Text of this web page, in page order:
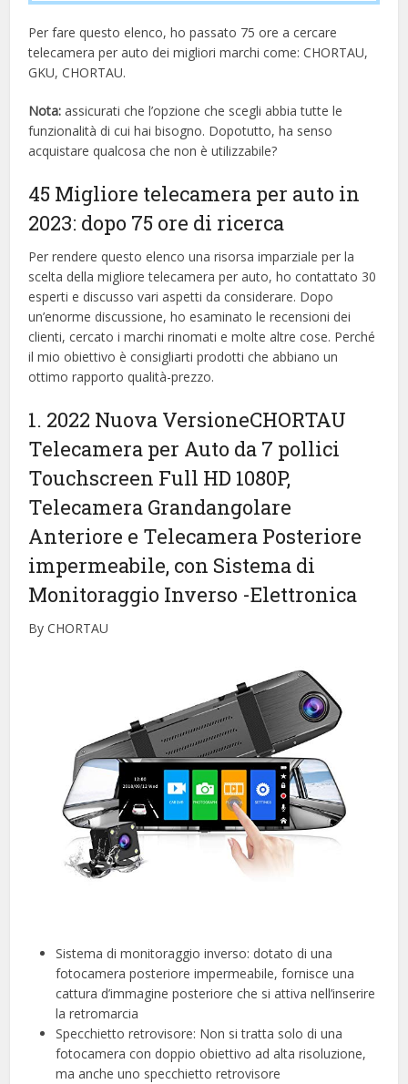
Per fare questo elenco, ho passato 75 ore a cercare
telecamera per auto dei migliori marchi come: CHORTAU,
GKU, CHORTAU.
Nota: assicurati che l’opzione che scegli abbia tutte le
funzionalità di cui hai bisogno. Dopotutto, ha senso
acquistare qualcosa che non è utilizzabile?
45 Migliore telecamera per auto in
2023: dopo 75 ore di ricerca
Per rendere questo elenco una risorsa imparziale per la
scelta della migliore telecamera per auto, ​​ho contattato 30
esperti e discusso vari aspetti da considerare. Dopo
un’enorme discussione, ho esaminato le recensioni dei
clienti, cercato i marchi rinomati e molte altre cose. Perché
il mio obiettivo è consigliarti prodotti che abbiano un
ottimo rapporto qualità-prezzo.
1. 2022 Nuova VersioneCHORTAU
Telecamera per Auto da 7 pollici
Touchscreen Full HD 1080P,
Telecamera Grandangolare
Anteriore e Telecamera Posteriore
impermeabile, con Sistema di
Monitoraggio Inverso -Elettronica
By CHORTAU
Sistema di monitoraggio inverso: dotato di una
fotocamera posteriore impermeabile, fornisce una
cattura d’immagine posteriore che si attiva nell’inserire
la retromarcia
Specchietto retrovisore: Non si tratta solo di una
fotocamera con doppio obiettivo ad alta risoluzione,
ma anche uno specchietto retrovisore